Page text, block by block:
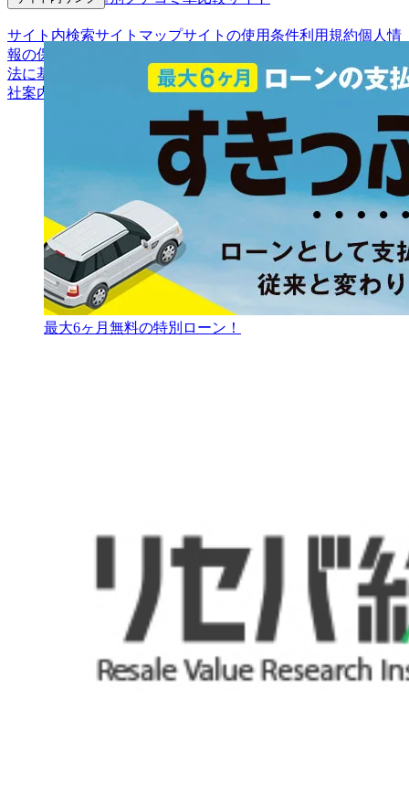
サイト内検索サイトマップサイトの使用条件利用規約個人情
報の保護について
法に基づく表示
アフィリエイトパートナー募集お客様の声会
社案内
最大6ヶ月無料の特別ローン！